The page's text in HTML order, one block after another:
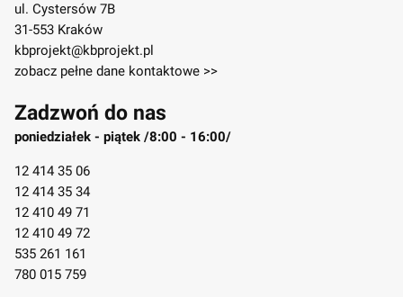
ul. Cystersów 7B
31-553 Kraków
kbprojekt@kbprojekt.pl
zobacz pełne dane kontaktowe >>
Zadzwoń do nas
poniedziałek - piątek /8:00 - 16:00/
12 414 35 06
12 414 35 34
12 410 49 71
12 410 49 72
535 261 161
780 015 759